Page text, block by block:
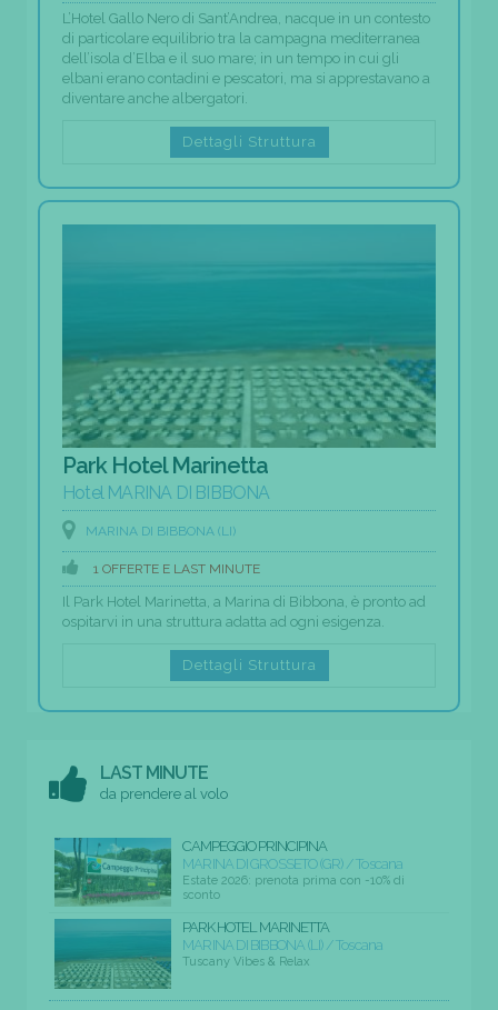
L’Hotel Gallo Nero di Sant’Andrea, nacque in un contesto
di particolare equilibrio tra la campagna mediterranea
dell’isola d’Elba e il suo mare; in un tempo in cui gli
elbani erano contadini e pescatori, ma si apprestavano a
diventare anche albergatori.
Dettagli Struttura
Park Hotel Marinetta
Hotel MARINA DI BIBBONA
MARINA DI BIBBONA (LI)
1 OFFERTE E LAST MINUTE
Il Park Hotel Marinetta, a Marina di Bibbona, è pronto ad
ospitarvi in una struttura adatta ad ogni esigenza.
Dettagli Struttura
LAST MINUTE
da prendere al volo
CAMPEGGIO PRINCIPINA
MARINA DI GROSSETO (GR) / Toscana
Estate 2026: prenota prima con -10% di
sconto
PARK HOTEL MARINETTA
MARINA DI BIBBONA (LI) / Toscana
Tuscany Vibes & Relax